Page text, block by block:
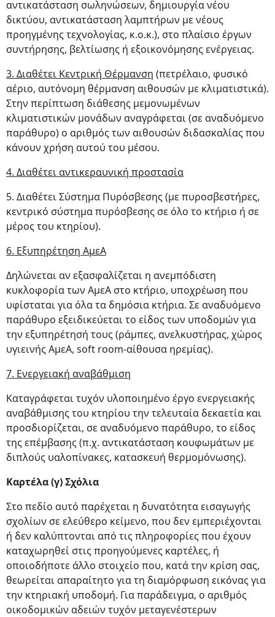
αντικατάσταση σωληνώσεων, δημιουργία νέου
δικτύου, αντικατάσταση λαμπτήρων με νέους
προηγμένης τεχνολογίας, κ.ο.κ.), στο πλαίσιο έργων
συντήρησης, βελτίωσης ή εξοικονόμησης ενέργειας.
3. Διαθέτει Κεντρική Θέρμανση (πετρέλαιο, φυσικό
αέριο, αυτόνομη θέρμανση αιθουσών με κλιματιστικά).
Στην περίπτωση διάθεσης μεμονωμένων
κλιματιστικών μονάδων αναγράφεται (σε αναδυόμενο
παράθυρο) ο αριθμός των αιθουσών διδασκαλίας που
κάνουν χρήση αυτού του μέσου.
4. Διαθέτει αντικεραυνική προστασία
5. Διαθέτει Σύστημα Πυρόσβεσης (με πυροσβεστήρες,
κεντρικό σύστημα πυρόσβεσης σε όλο το κτήριο ή σε
μέρος του κτηρίου).
6. Εξυπηρέτηση ΑμεΑ
Δηλώνεται αν εξασφαλίζεται η ανεμπόδιστη
κυκλοφορία των ΑμεΑ στο κτήριο, υποχρέωση που
υφίσταται για όλα τα δημόσια κτήρια. Σε αναδυόμενο
παράθυρο εξειδικεύεται το είδος των υποδομών για
την εξυπηρέτησή τους (ράμπες, ανελκυστήρας, χώρος
υγιεινής ΑμεΑ, soft room-αίθουσα ηρεμίας).
7. Ενεργειακή αναβάθμιση
Καταγράφεται τυχόν υλοποιημένο έργο ενεργειακής
αναβάθμισης του κτηρίου την τελευταία δεκαετία και
προσδιορίζεται, σε αναδυόμενο παράθυρο, το είδος
της επέμβασης (π.χ. αντικατάσταση κουφωμάτων με
διπλούς υαλοπίνακες, κατασκευή θερμομόνωσης).
Καρτέλα (γ) Σχόλια
Στο πεδίο αυτό παρέχεται η δυνατότητα εισαγωγής
σχολίων σε ελεύθερο κείμενο, που δεν εμπεριέχονται
ή δεν καλύπτονται από τις πληροφορίες που έχουν
καταχωρηθεί στις προηγούμενες καρτέλες, ή
οποιοδήποτε άλλο στοιχείο που, κατά την κρίση σας,
θεωρείται απαραίτητο για τη διαμόρφωση εικόνας για
την κτηριακή υποδομή. Για παράδειγμα, ο αριθμός
οικοδομικών αδειών τυχόν μεταγενέστερων